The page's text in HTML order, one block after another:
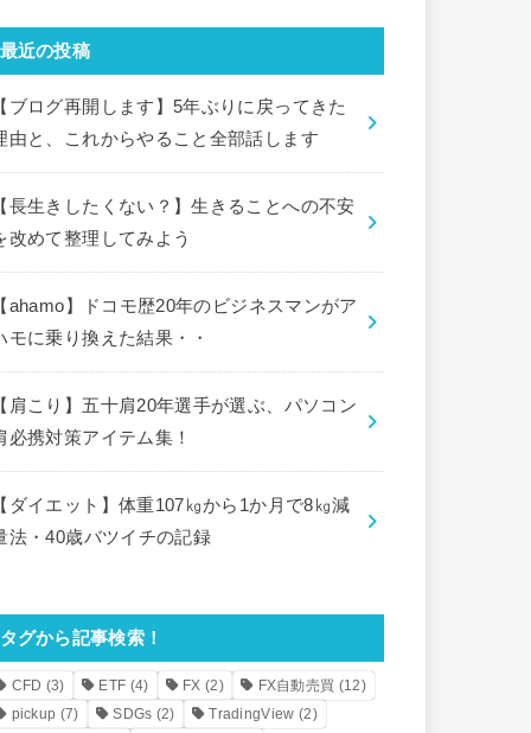
最近の投稿
ブログ再開します】5年ぶりに戻ってきた
由と、これからやること全部話します
長生きしたくない？】生きることへの不安
改めて整理してみよう
ahamo】ドコモ歴20年のビジネスマンがア
モに乗り換えた結果・・
肩こり】五十肩20年選手が選ぶ、パソコン
必携対策アイテム集！
ダイエット】体重107㎏から1か月で8㎏減
法・40歳バツイチの記録
タグから記事検索！
CFD (3) ETF (4) FX (2) FX自動売買 (12)
pickup (7) SDGs (2) TradingView (2)